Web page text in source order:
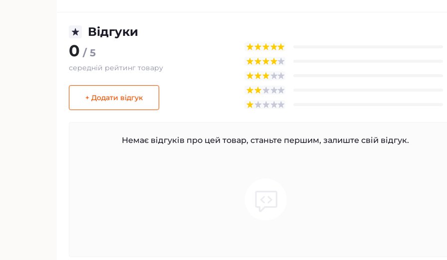
Відгуки
0 / 5
середній рейтинг товару
+ Додати відгук
Немає відгуків про цей товар, станьте першим, залиште свій відгук.